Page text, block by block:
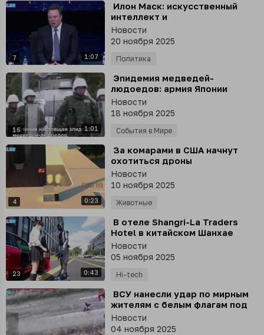
7 1:07
⁣ Илон Маск: искусственный
интеллект и
человекоподобные роботы
устранят нищету и сделают
всех богатыми
Новости
20 ноября 2025
Политика
16 1:01
⁣ Эпидемия медведей-
людоедов: армия Японии
борется с хищниками, а
жителям продают бункеры
Новости
18 ноября 2025
События в Мире
4 0:23
⁣ За комарами в США начнут
охотиться дроны
Новости
10 ноября 2025
Животные
23 0:43
⁣ В отеле Shangri-La Traders
Hotel в китайском Шанхае
заступили на работу роботы-
сотрудники
Новости
05 ноября 2025
Hi-tech
⁣ ВСУ нанесли удар по мирным
жителям с белым флагам под
Купянском
Новости
04 ноября 2025